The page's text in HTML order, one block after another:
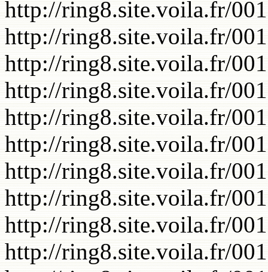
http://ring8.site.voila.fr/
http://ring8.site.voila.fr/
http://ring8.site.voila.fr/
http://ring8.site.voila.fr/
http://ring8.site.voila.fr/
http://ring8.site.voila.fr/
http://ring8.site.voila.fr/
http://ring8.site.voila.fr/
http://ring8.site.voila.fr/
http://ring8.site.voila.fr/